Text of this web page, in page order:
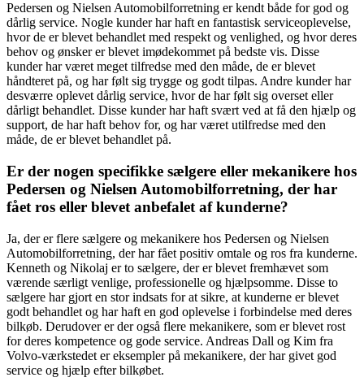
Pedersen og Nielsen Automobilforretning er kendt både for god og
dårlig service. Nogle kunder har haft en fantastisk serviceoplevelse,
hvor de er blevet behandlet med respekt og venlighed, og hvor deres
behov og ønsker er blevet imødekommet på bedste vis. Disse
kunder har været meget tilfredse med den måde, de er blevet
håndteret på, og har følt sig trygge og godt tilpas. Andre kunder har
desværre oplevet dårlig service, hvor de har følt sig overset eller
dårligt behandlet. Disse kunder har haft svært ved at få den hjælp og
support, de har haft behov for, og har været utilfredse med den
måde, de er blevet behandlet på.
Er der nogen specifikke sælgere eller mekanikere hos
Pedersen og Nielsen Automobilforretning, der har
fået ros eller blevet anbefalet af kunderne?
Ja, der er flere sælgere og mekanikere hos Pedersen og Nielsen
Automobilforretning, der har fået positiv omtale og ros fra kunderne.
Kenneth og Nikolaj er to sælgere, der er blevet fremhævet som
værende særligt venlige, professionelle og hjælpsomme. Disse to
sælgere har gjort en stor indsats for at sikre, at kunderne er blevet
godt behandlet og har haft en god oplevelse i forbindelse med deres
bilkøb. Derudover er der også flere mekanikere, som er blevet rost
for deres kompetence og gode service. Andreas Dall og Kim fra
Volvo-værkstedet er eksempler på mekanikere, der har givet god
service og hjælp efter bilkøbet.